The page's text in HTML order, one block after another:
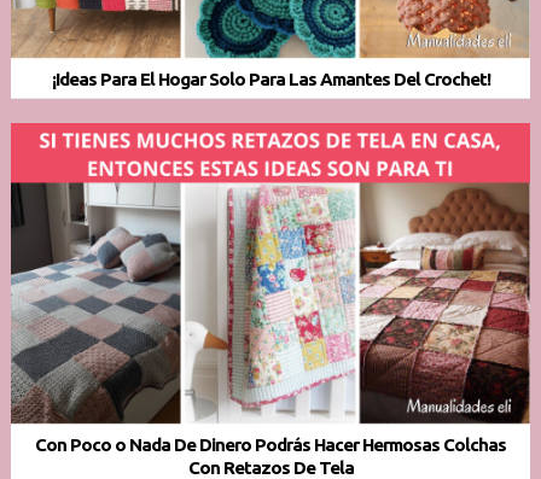
¡Ideas Para El Hogar Solo Para Las Amantes Del Crochet!
Con Poco o Nada De Dinero Podrás Hacer Hermosas Colchas
Con Retazos De Tela